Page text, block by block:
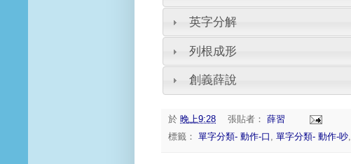
英字分解
列根成形
創義薛說
於 晚上9:28 張貼者：
薛習
標籤： 單字分類- 動作-口 , 單字分類- 動作-吵,